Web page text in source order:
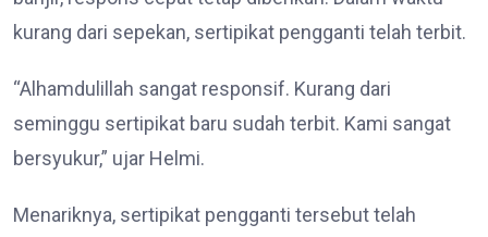
kurang dari sepekan, sertipikat pengganti telah terbit.
“Alhamdulillah sangat responsif. Kurang dari
seminggu sertipikat baru sudah terbit. Kami sangat
bersyukur,” ujar Helmi.
Menariknya, sertipikat pengganti tersebut telah